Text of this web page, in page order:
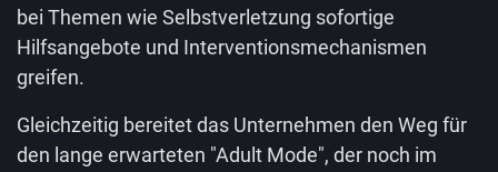
bei Themen wie Selbstverletzung sofortige
Hilfsangebote und Interventionsmechanismen
greifen.
Gleichzeitig bereitet das Unternehmen den Weg für
den lange erwarteten "Adult Mode", der noch im